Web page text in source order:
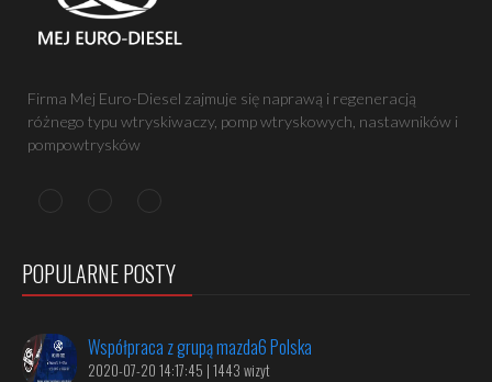
Firma Mej Euro-Diesel zajmuje się naprawą i regeneracją
różnego typu wtryskiwaczy, pomp wtryskowych, nastawników i
pompowtrysków
POPULARNE POSTY
Współpraca z grupą mazda6 Polska
2020-07-20 14:17:45 | 1443 wizyt